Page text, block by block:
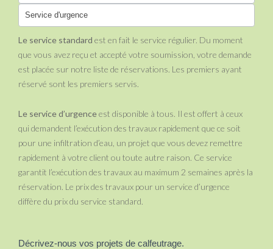
Service d'urgence
Le service standard est en fait le service régulier. Du moment
que vous avez reçu et accepté votre soumission, votre demande
est placée sur notre liste de réservations. Les premiers ayant
réservé sont les premiers servis.
Le service d’urgenceest disponible à tous. Il est offert à ceux
qui demandent l’exécution des travaux rapidement que ce soit
pour une infiltration d’eau, un projet que vous devez remettre
rapidement à votre client ou toute autre raison. Ce service
garantit l’exécution des travaux au maximum 2 semaines après la
réservation. Le prix des travaux pour un service d’urgence
diffère du prix du service standard.
Décrivez-nous vos projets de calfeutrage.